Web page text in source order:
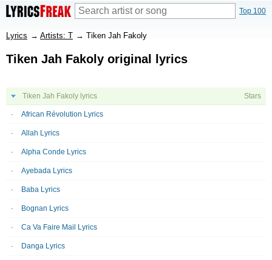
Top 100
Lyrics → Artists: T → Tiken Jah Fakoly
Tiken Jah Fakoly original lyrics
Tiken Jah Fakoly lyrics Stars
African Révolution Lyrics
Allah Lyrics
Alpha Conde Lyrics
Ayebada Lyrics
Baba Lyrics
Bognan Lyrics
Ca Va Faire Mail Lyrics
Danga Lyrics